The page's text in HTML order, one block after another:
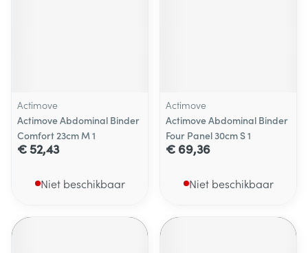
Actimove
Actimove Abdominal Binder
Comfort 23cm M 1
€ 52,43
Niet beschikbaar
Actimove
Actimove Abdominal Binder
Four Panel 30cm S 1
€ 69,36
Niet beschikbaar